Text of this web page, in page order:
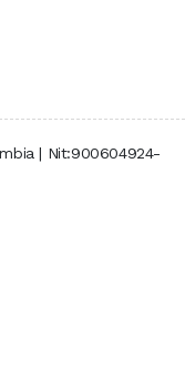
| Nit:900604924-